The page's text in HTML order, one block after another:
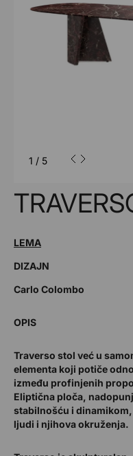
1 / 5
LEMA
DIZAJN
Carlo Colombo
OPIS
Traverso stol već u
elementa koji potiče
između profinjenih
Eliptična ploča,
stabilnošću i
ljudi i njihova okruženja.